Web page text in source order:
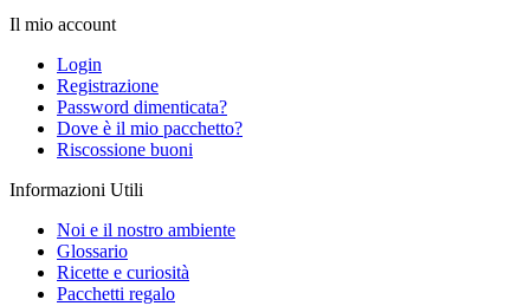
Il mio account
Login
Registrazione
Password dimenticata?
Dove è il mio pacchetto?
Riscossione buoni
Informazioni Utili
Noi e il nostro ambiente
Glossario
Ricette e curiosità
Pacchetti regalo